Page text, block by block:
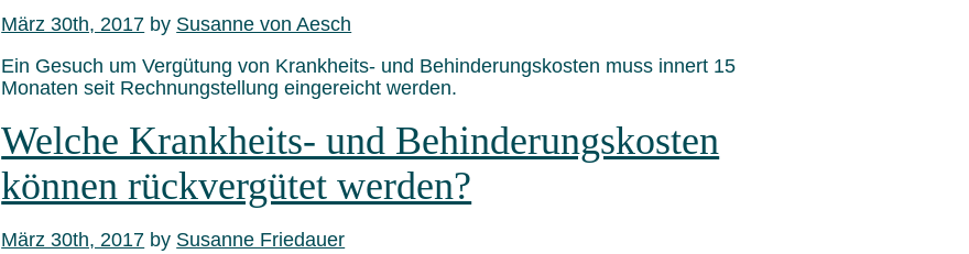
März 30th, 2017 by Susanne von Aesch
Ein Gesuch um Vergütung von Krankheits- und Behinderungskosten muss innert 15
Monaten seit Rechnungstellung eingereicht werden.
Welche Krankheits- und Behinderungskosten
können rückvergütet werden?
März 30th, 2017 by Susanne Friedauer